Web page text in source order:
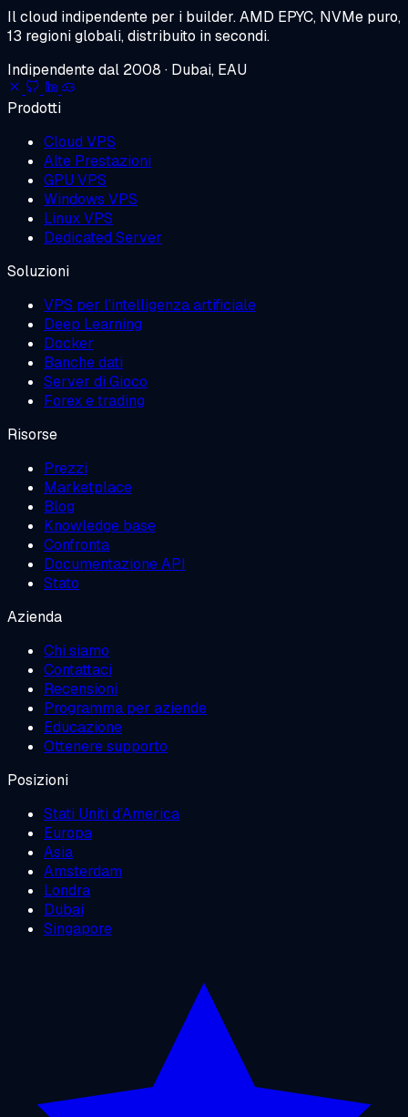
Il cloud indipendente per i builder.AMD EPYC, NVMe puro,
13 regioni globali, distribuito in secondi.
Indipendente dal 2008 · Dubai, EAU
Prodotti
Cloud VPS
Alte Prestazioni
GPU VPS
Windows VPS
Linux VPS
Dedicated Server
Soluzioni
VPS per l'intelligenza artificiale
Deep Learning
Docker
Banche dati
Server di Gioco
Forex e trading
Risorse
Prezzi
Marketplace
Blog
Knowledge base
Confronta
Documentazione API
Stato
Azienda
Chi siamo
Contattaci
Recensioni
Programma per aziende
Educazione
Ottenere supporto
Posizioni
Stati Uniti d'America
Europa
Asia
Amsterdam
Londra
Dubai
Singapore